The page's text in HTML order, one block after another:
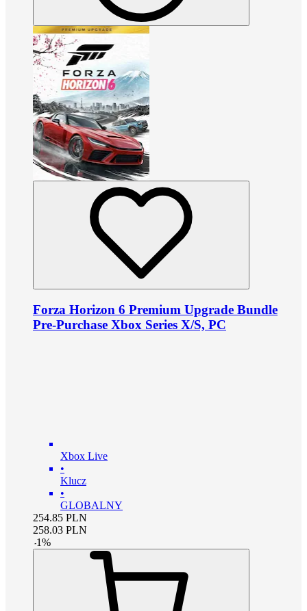
Forza Horizon 6 Premium Upgrade Bundle
Pre-Purchase Xbox Series X/S, PC
Xbox Live
•
Klucz
•
GLOBALNY
254.85 PLN
258.03 PLN
-1%